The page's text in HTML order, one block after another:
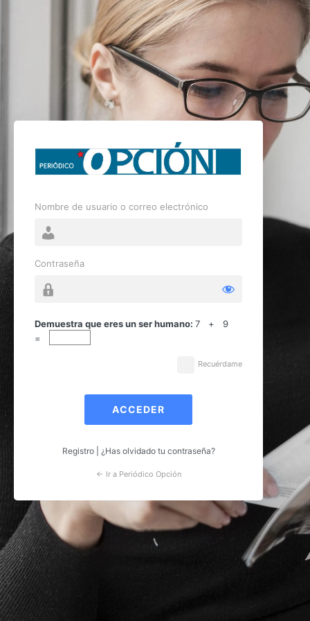
Acceder
Nombre de usuario o correo electrónico
Contraseña
Demuestra que eres un ser humano: 7 + 9
=
Recuérdame
Registro| ¿Has olvidado tu contraseña?
← Ir a Periódico Opción